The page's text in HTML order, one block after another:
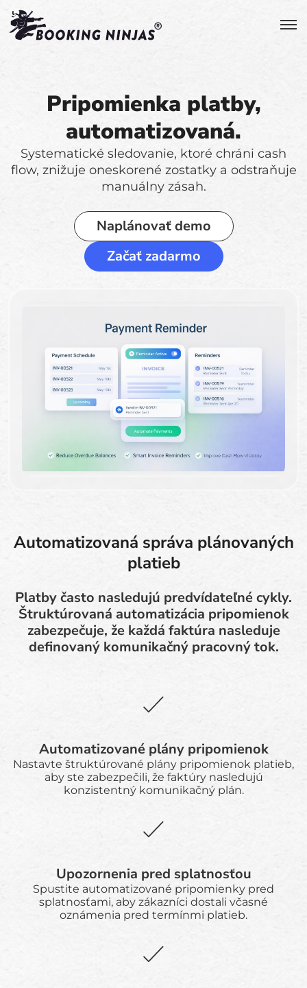
Pripomienka platby,
automatizovaná.
Systematické sledovanie, ktoré chráni cash
flow, znižuje oneskorené zostatky a odstraňuje
manuálny zásah.
Naplánovať demo
Začať zadarmo
Automatizovaná správa plánovaných
platieb
Platby často nasledujú predvídateľné cykly.
Štruktúrovaná automatizácia pripomienok
zabezpečuje, že každá faktúra nasleduje
definovaný komunikačný pracovný tok.
Automatizované plány pripomienok
Nastavte štruktúrované plány pripomienok platieb,
aby ste zabezpečili, že faktúry nasledujú
konzistentný komunikačný plán.
Upozornenia pred splatnosťou
Spustite automatizované pripomienky pred
splatnosťami, aby zákazníci dostali včasné
oznámenia pred termínmi platieb.